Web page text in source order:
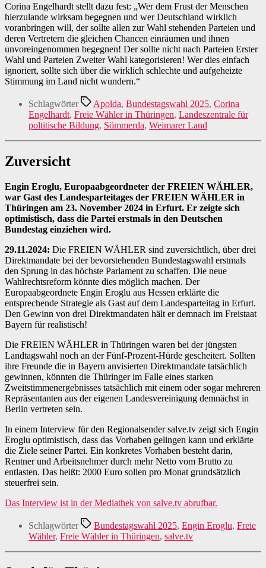
Corina Engelhardt stellt dazu fest: „Wer dem Frust der Menschen
hierzulande wirksam begegnen und wer Deutschland wirklich
voranbringen will, der sollte allen zur Wahl stehenden Parteien und
deren Vertretern die gleichen Chancen einräumen und ihnen
unvoreingenommen begegnen! Der sollte nicht nach Parteien Erster
Wahl und Parteien Zweiter Wahl kategorisieren! Wer dies einfach
ignoriert, sollte sich über die wirklich schlechte und aufgeheizte
Stimmung im Land nicht wundern.“
Schlagwörter Apolda, Bundestagswahl 2025, Corina
Engelhardt, Freie Wähler in Thüringen, Landeszentrale für
poltitische Bildung, Sömmerda, Weimarer Land
Zuversicht
Engin Eroglu, Europaabgeordneter der FREIEN WÄHLER,
war Gast des Landesparteitages der FREIEN WÄHLER in
Thüringen am 23. November 2024 in Erfurt. Er zeigte sich
optimistisch, dass die Partei erstmals in den Deutschen
Bundestag einziehen wird.
29.11.2024: Die FREIEN WÄHLER sind zuversichtlich, über drei
Direktmandate bei der bevorstehenden Bundestagswahl erstmals
den Sprung in das höchste Parlament zu schaffen. Die neue
Wahlrechtsreform könnte dies möglich machen. Der
Europaabgeordnete Engin Eroglu aus Hessen erklärte die
entsprechende Strategie als Gast auf dem Landesparteitag in Erfurt.
Den Gewinn von drei Direktmandaten hält er demnach im Freistaat
Bayern für realistisch!
Die FREIEN WÄHLER in Thüringen waren bei der jüngsten
Landtagswahl noch an der Fünf-Prozent-Hürde gescheitert. Sollten
ihre Freunde die in Bayern anvisierten Direktmandate tatsächlich
gewinnen, könnten die Thüringer im Falle eines starken
Zweitstimmenergebnisses tatsächlich mit einem oder sogar mehreren
Repräsentanten aus der eigenen Landesvereinigung demnächst in
Berlin vertreten sein.
In einem Interview für den Regionalsender salve.tv zeigt sich Engin
Eroglu optimistisch, dass das Vorhaben gelingen kann und erklärte
die Ziele seiner Partei. Ein konkretes Vorhaben besteht darin,
Rentner und Arbeitsnehmer durch mehr Netto vom Brutto zu
entlasten. Das heißt: 2000 Euro sollen pro Monat grundsätzlich
steuerfrei sein.
Das Interview ist in der Mediathek von salve.tv abrufbar.
Schlagwörter Bundestagswahl 2025, Engin Eroglu, Freie
Wähler, Freie Wähler in Thüringen, salve.tv